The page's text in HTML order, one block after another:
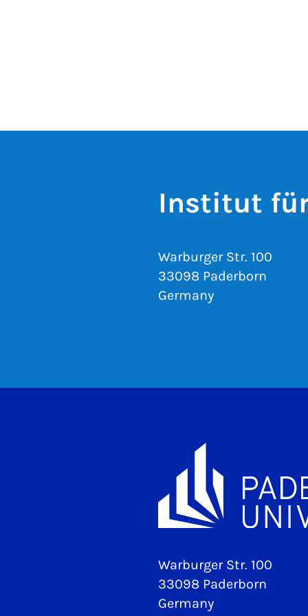
Institut
Warburger Str. 100
33098 Paderborn
Germany
Warburger Str. 100
33098 Paderborn
Germany